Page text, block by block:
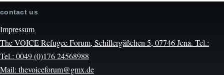
contact us
Impressum
The VOICE Refugee Forum, Schillergäßchen 5, 07746 Jena. Tel.:
Tel.: 0049 (0)176 24568988
Mail: thevoiceforum@gmx.de